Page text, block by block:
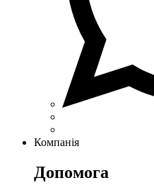
Компанія
Допомога